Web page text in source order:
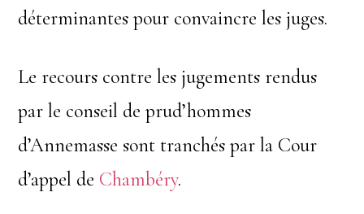
déterminantes pour convaincre les juges.
Le recours contre les jugements rendus
par le conseil de prud’hommes
d’Annemasse sont tranchés par la Cour
d’appel de Chambéry.